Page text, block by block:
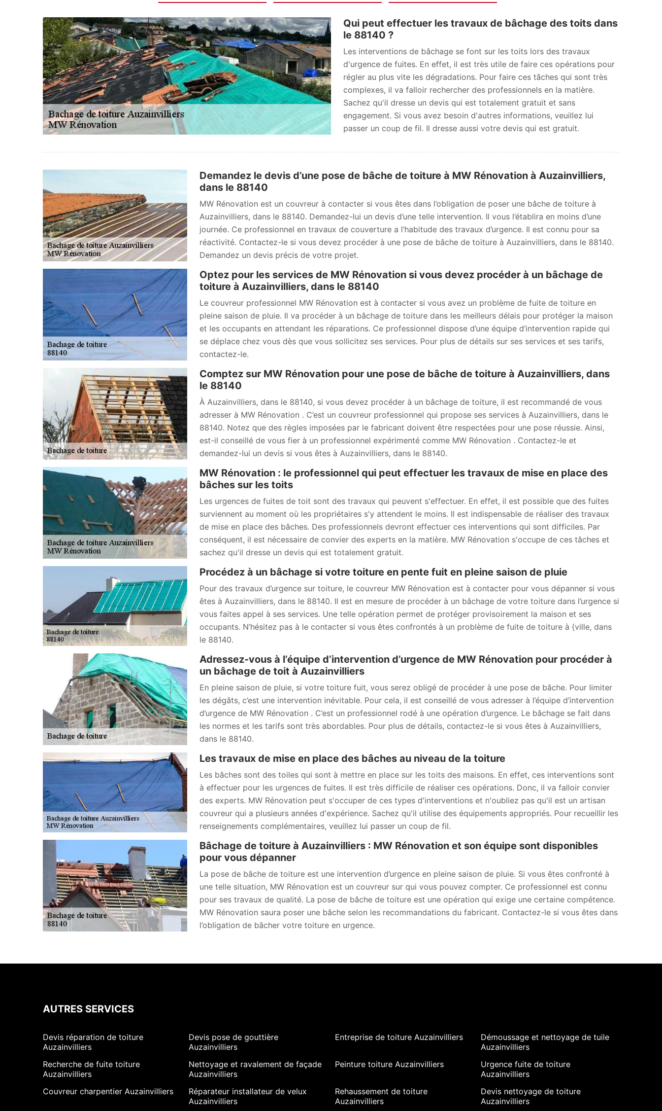
Qui peut effectuer les travaux de bâchage des toits dans
le 88140 ?
Les interventions de bâchage se font sur les toits lors des travaux
d'urgence de fuites. En effet, il est très utile de faire ces opérations pour
régler au plus vite les dégradations. Pour faire ces tâches qui sont très
complexes, il va falloir rechercher des professionnels en la matière.
Sachez qu'il dresse un devis qui est totalement gratuit et sans
engagement. Si vous avez besoin d'autres informations, veuillez lui
passer un coup de fil. Il dresse aussi votre devis qui est gratuit.
Demandez le devis d’une pose de bâche de toiture à MW Rénovation à Auzainvilliers,
dans le 88140
MW Rénovation est un couvreur à contacter si vous êtes dans l’obligation de poser une bâche de toiture à
Auzainvilliers, dans le 88140. Demandez-lui un devis d’une telle intervention. Il vous l’établira en moins d’une
journée. Ce professionnel en travaux de couverture a l’habitude des travaux d’urgence. Il est connu pour sa
réactivité. Contactez-le si vous devez procéder à une pose de bâche de toiture à Auzainvilliers, dans le 88140.
Demandez un devis précis de votre projet.
Optez pour les services de MW Rénovation si vous devez procéder à un bâchage de
toiture à Auzainvilliers, dans le 88140
Le couvreur professionnel MW Rénovation est à contacter si vous avez un problème de fuite de toiture en
pleine saison de pluie. Il va procéder à un bâchage de toiture dans les meilleurs délais pour protéger la maison
et les occupants en attendant les réparations. Ce professionnel dispose d’une équipe d’intervention rapide qui
se déplace chez vous dès que vous sollicitez ses services. Pour plus de détails sur ses services et ses tarifs,
contactez-le.
Comptez sur MW Rénovation pour une pose de bâche de toiture à Auzainvilliers, dans
le 88140
À Auzainvilliers, dans le 88140, si vous devez procéder à un bâchage de toiture, il est recommandé de vous
adresser à MW Rénovation . C’est un couvreur professionnel qui propose ses services à Auzainvilliers, dans le
88140. Notez que des règles imposées par le fabricant doivent être respectées pour une pose réussie. Ainsi,
est-il conseillé de vous fier à un professionnel expérimenté comme MW Rénovation . Contactez-le et
demandez-lui un devis si vous êtes à Auzainvilliers, dans le 88140.
MW Rénovation : le professionnel qui peut effectuer les travaux de mise en place des
bâches sur les toits
Les urgences de fuites de toit sont des travaux qui peuvent s'effectuer. En effet, il est possible que des fuites
surviennent au moment où les propriétaires s'y attendent le moins. Il est indispensable de réaliser des travaux
de mise en place des bâches. Des professionnels devront effectuer ces interventions qui sont difficiles. Par
conséquent, il est nécessaire de convier des experts en la matière. MW Rénovation s'occupe de ces tâches et
sachez qu'il dresse un devis qui est totalement gratuit.
Procédez à un bâchage si votre toiture en pente fuit en pleine saison de pluie
Pour des travaux d’urgence sur toiture, le couvreur MW Rénovation est à contacter pour vous dépanner si vous
êtes à Auzainvilliers, dans le 88140. Il est en mesure de procéder à un bâchage de votre toiture dans l’urgence si
vous faites appel à ses services. Une telle opération permet de protéger provisoirement la maison et ses
occupants. N’hésitez pas à le contacter si vous êtes confrontés à un problème de fuite de toiture à {ville, dans
le 88140.
Adressez-vous à l’équipe d’intervention d’urgence de MW Rénovation pour procéder à
un bâchage de toit à Auzainvilliers
En pleine saison de pluie, si votre toiture fuit, vous serez obligé de procéder à une pose de bâche. Pour limiter
les dégâts, c’est une intervention inévitable. Pour cela, il est conseillé de vous adresser à l’équipe d’intervention
d’urgence de MW Rénovation . C’est un professionnel rodé à une opération d’urgence. Le bâchage se fait dans
les normes et les tarifs sont très abordables. Pour plus de détails, contactez-le si vous êtes à Auzainvilliers,
dans le 88140.
Les travaux de mise en place des bâches au niveau de la toiture
Les bâches sont des toiles qui sont à mettre en place sur les toits des maisons. En effet, ces interventions sont
à effectuer pour les urgences de fuites. Il est très difficile de réaliser ces opérations. Donc, il va falloir convier
des experts. MW Rénovation peut s'occuper de ces types d'interventions et n'oubliez pas qu'il est un artisan
couvreur qui a plusieurs années d'expérience. Sachez qu'il utilise des équipements appropriés. Pour recueillir les
renseignements complémentaires, veuillez lui passer un coup de fil.
Bâchage de toiture à Auzainvilliers : MW Rénovation et son équipe sont disponibles
pour vous dépanner
La pose de bâche de toiture est une intervention d’urgence en pleine saison de pluie. Si vous êtes confronté à
une telle situation, MW Rénovation est un couvreur sur qui vous pouvez compter. Ce professionnel est connu
pour ses travaux de qualité. La pose de bâche de toiture est une opération qui exige une certaine compétence.
MW Rénovation saura poser une bâche selon les recommandations du fabricant. Contactez-le si vous êtes dans
l’obligation de bâcher votre toiture en urgence.
AUTRES SERVICES
Devis réparation de toiture
Auzainvilliers
Devis pose de gouttière
Auzainvilliers
Entreprise de toiture Auzainvilliers
Démoussage et nettoyage de tuile
Auzainvilliers
Recherche de fuite toiture
Auzainvilliers
Nettoyage et ravalement de façade
Auzainvilliers
Peinture toiture Auzainvilliers
Urgence fuite de toiture
Auzainvilliers
Couvreur charpentier Auzainvilliers
Réparateur installateur de velux
Auzainvilliers
Rehaussement de toiture
Auzainvilliers
Devis nettoyage de toiture
Auzainvilliers